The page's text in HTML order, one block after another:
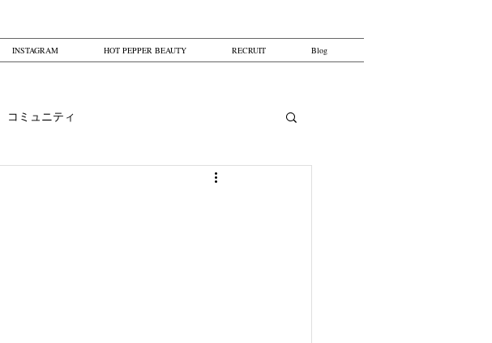
INSTAGRAM HOT PEPPER BEAUTY RECRUIT Blog
コミュニティ